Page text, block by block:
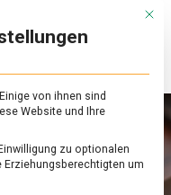
Online-
Magazin
zu
&
Ernährung
Mit
von ihnen sind
Website und Ihre
zu optionalen
Erziehungsberechtigten um